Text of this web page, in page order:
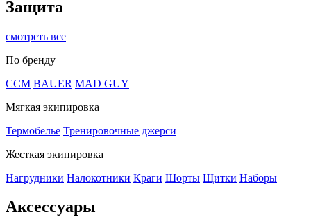
Защита
смотреть все
По бренду
CCM BAUER MAD GUY
Мягкая экипировка
Термобелье Тренировочные джерси
Жесткая экипировка
Нагрудники Налокотники Краги Шорты Щитки Наборы
Аксессуары